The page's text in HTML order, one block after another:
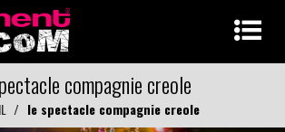
compagnie creole
le spectacle compagnie creole